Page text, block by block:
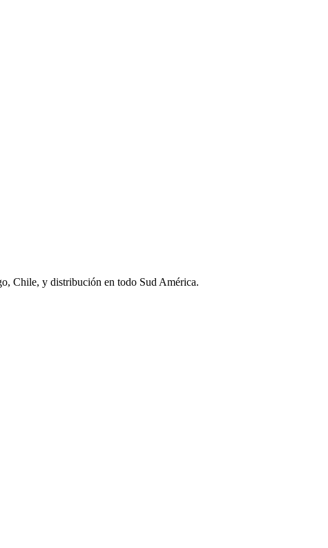
Chile, y distribución en todo Sud América.